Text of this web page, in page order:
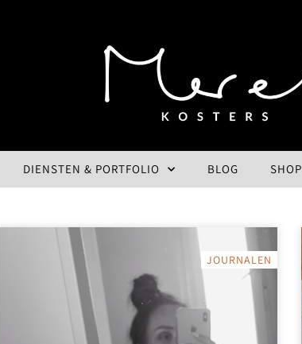
DIENSTEN & PORTFOLIO BLOG SHOP
JOURNALEN